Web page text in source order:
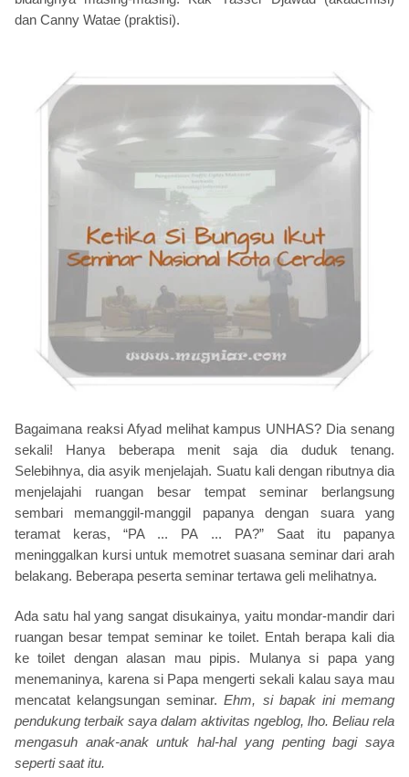
dan Canny Watae (praktisi).
Bagaimana reaksi Afyad melihat kampus UNHAS? Dia senang
sekali! Hanya beberapa menit saja dia duduk tenang.
Selebihnya, dia asyik menjelajah. Suatu kali dengan ributnya dia
menjelajahi ruangan besar tempat seminar berlangsung
sembari memanggil-manggil papanya dengan suara yang
teramat keras, “PA ... PA ... PA?” Saat itu papanya
meninggalkan kursi untuk memotret suasana seminar dari arah
belakang. Beberapa peserta seminar tertawa geli melihatnya.
Ada satu hal yang sangat disukainya, yaitu mondar-mandir dari
ruangan besar tempat seminar ke toilet. Entah berapa kali dia
ke toilet dengan alasan mau pipis. Mulanya si papa yang
menemaninya, karena si Papa mengerti sekali kalau saya mau
mencatat kelangsungan seminar.Ehm, si bapak ini memang
pendukung terbaik saya dalam aktivitas ngeblog, lho. Beliau rela
mengasuh anak-anak untuk hal-hal yang penting bagi saya
seperti saat itu.